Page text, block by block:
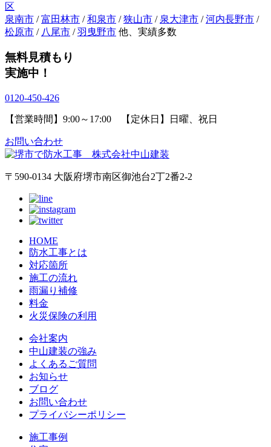
区
泉南市 /富田林市 /和泉市 /狭山市 / 泉大津市 /河内長野市 /
松原市 / 八尾市 /羽曳野市 他、実績多数
無料見積もり
実施中！
0120-450-426
【営業時間】9:00～17:00 【定休日】日曜、祝日
お問い合わせ
〒590-0134 大阪府堺市南区御池台2丁2番2-2
HOME
防水工事とは
対応箇所
施工の流れ
雨漏り補修
料金
火災保険の利用
会社案内
中山建装の強み
よくあるご質問
お知らせ
ブログ
お問い合わせ
プライバシーポリシー
施工事例